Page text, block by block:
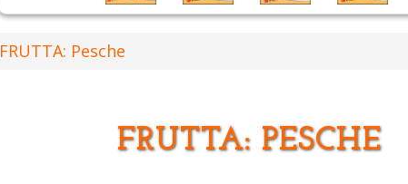
FRUTTA: Pesche
FRUTTA: PESCHE